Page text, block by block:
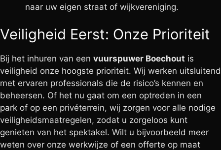
naar uw eigen straat of wijkvereniging.
Veiligheid Eerst: Onze Prioriteit
Bij het inhuren van een vuurspuwer Boechout is
veiligheid onze hoogste prioriteit. Wij werken uitsluitend
met ervaren professionals die de risico’s kennen en
beheersen. Of het nu gaat om een optreden in een
park of op een privéterrein, wij zorgen voor alle nodige
veiligheidsmaatregelen, zodat u zorgeloos kunt
genieten van het spektakel. Wilt u bijvoorbeeld meer
weten over onze werkwijze of een offerte op maat